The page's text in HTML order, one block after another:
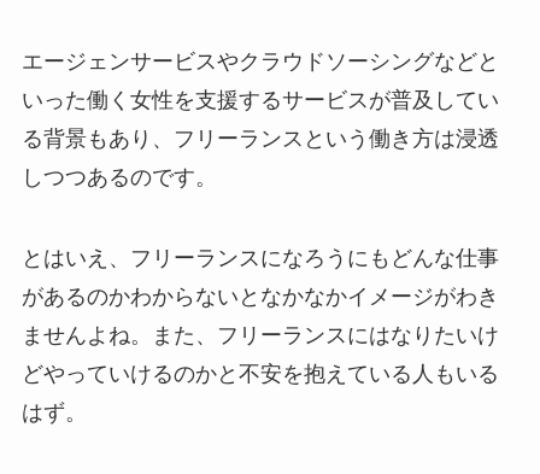
エージェンサービスやクラウドソーシングなどと
いった働く女性を支援するサービスが普及してい
る背景もあり、フリーランスという働き方は浸透
しつつあるのです。
とはいえ、フリーランスになろうにもどんな仕事
があるのかわからないとなかなかイメージがわき
ませんよね。また、フリーランスにはなりたいけ
どやっていけるのかと不安を抱えている人もいる
はず。